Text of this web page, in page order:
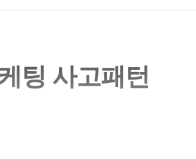
팅 사고패턴